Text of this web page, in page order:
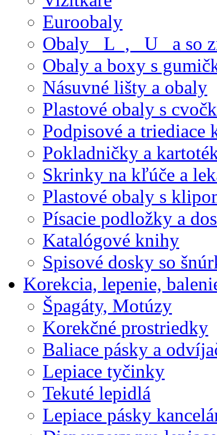
Euroobaly
Obaly _L_, _U_ a so
Obaly a boxy s
Násuvné lišty a obaly
Plastové obaly s
Podpisové a triediace
Pokladničky a
Skrinky na kľúče a
Plastové obaly s
Písacie podložky a
Katalógové knihy
Spisové dosky so
Korekcia, lepenie,
Špagáty, Motúzy
Korekčné prostriedky
Baliace pásky a
Lepiace tyčinky
Tekuté lepidlá
Lepiace pásky